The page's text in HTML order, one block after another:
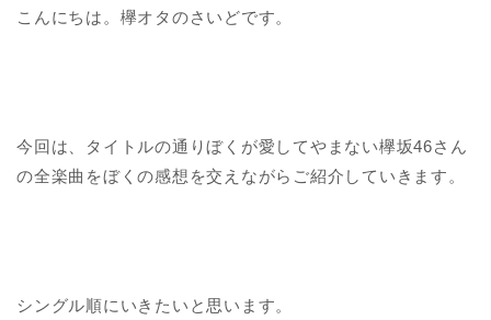
こんにちは。欅オタのさいどです。
今回は、タイトルの通りぼくが愛してやまない欅坂46さん
の全楽曲をぼくの感想を交えながらご紹介していきます。
シングル順にいきたいと思います。